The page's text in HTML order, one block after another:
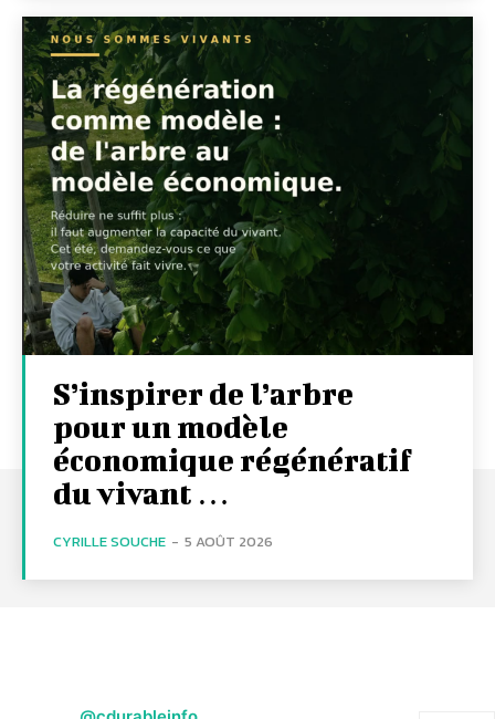
S’inspirer de l’arbre
pour un modèle
économique régénératif
du vivant …
CYRILLE SOUCHE - 5 AOÛT 2026